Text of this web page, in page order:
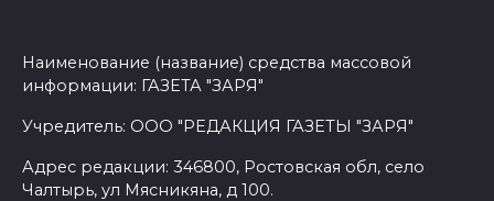
Наименование (название) средства массовой
информации: ГАЗЕТА "ЗАРЯ"
Учредитель: ООО "РЕДАКЦИЯ ГАЗЕТЫ "ЗАРЯ"
Адрес редакции: 346800, Ростовская обл, село
Чалтырь, ул Мясникяна, д 100.